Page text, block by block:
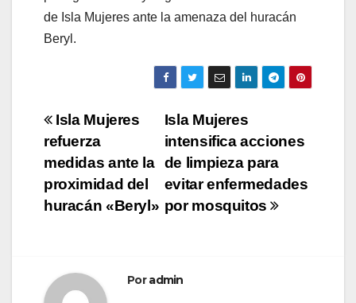
de Isla Mujeres ante la amenaza del huracán
Beryl.
Navegación
de
entradas
Isla Mujeres
intensifica acciones
de limpieza para
evitar enfermedades
por mosquitos
Isla Mujeres
refuerza
medidas ante la
proximidad del
huracán «Beryl»
Poradmin